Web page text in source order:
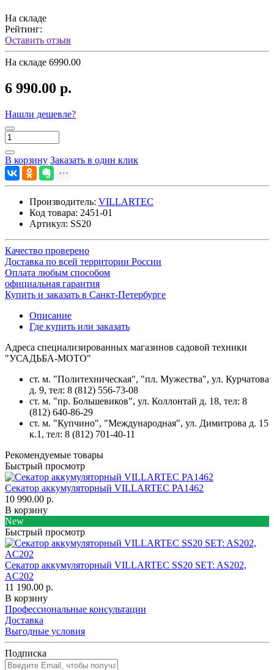
На складе
Рейтинг:
Оставить отзыв
На складе 6990.00
6 990.00 р.
Нашли дешевле?
В корзину Заказать в один клик
Производитель: VILLARTEC
Код товара: 2451-01
Артикул: SS20
Качество проверено
Доставка по всей территории России
Оплата любым способом
официальная гарантия
Купить и заказать в Санкт-Петербурге
Описание
Где купить или заказать
Адреса специализированных магазинов садовой техники
"УСАДЬБА-МОТО"
ст. м. "Политехническая", "пл. Мужества", ул. Курчатова
д. 9, тел: 8 (812) 556-73-08
ст. м. "пр. Большевиков", ул. Коллонтай д. 18, тел: 8
(812) 640-86-29
ст. м. "Купчино", "Международная", ул. Димитрова д. 15
к.1 , тел: 8 (812) 701-40-11
Рекомендуемые товары
Быстрый просмотр
Секатор аккумуляторный VILLARTEC PA1462
10 990.00 р.
В корзину
New
Быстрый просмотр
Секатор аккумуляторный VILLARTEC SS20 SET: AS202,
AC202
11 190.00 р.
В корзину
Профессиональные консультации
Доставка
Выгодные условия
Подписка